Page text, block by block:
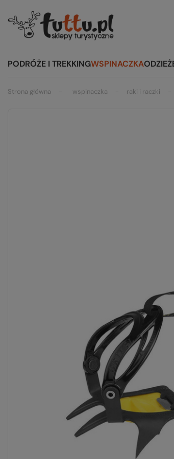
PODRÓŻE I TREKKINGWSPINACZKAODZIEŻ
Strona główna wspinaczka raki i raczki